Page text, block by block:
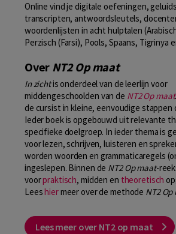
Online vind je digitale oefeningen,
transcripten, antwoordsleutels,
woordenlijsten in acht hulptalen
Perzisch (Farsi), Pools, Spaans, Tigrinya
Over NT2 Op maat
In zichtis onderdeel van de leerlijn voor
middengeschoolden van de NT2 Op maat
de cursist in kleine, eenvoudige stappen
Ieder boek is opgebouwd uit relevante
specifieke doelgroep. In ieder thema is
voor lezen, schrijven, luisteren en
worden woorden en grammaticaregels
ingeslepen. Binnen de NT2 Op maat-
voorpraktisch, midden en theoretisch
Leeshiermeer over de methode NT2
Lees meer over NT2 op maat